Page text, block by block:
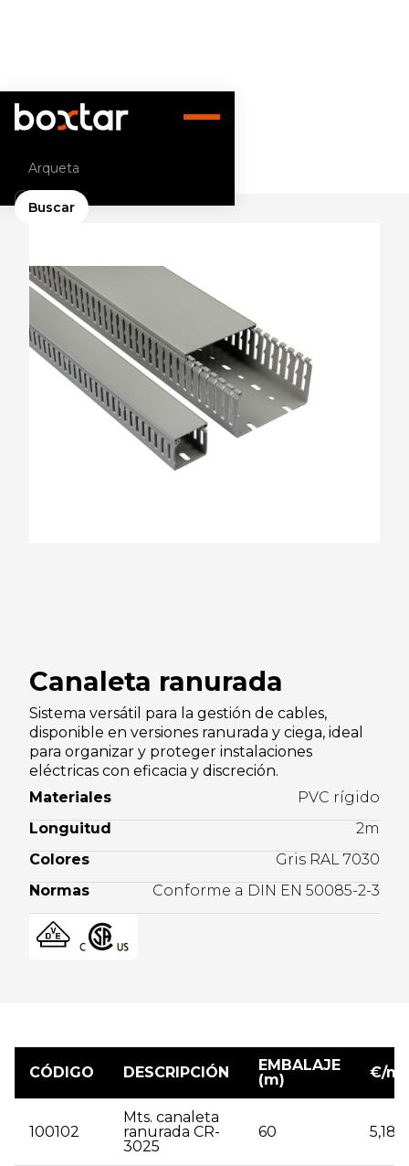
Canaleta ranurada
Sistema versátil para la gestión de cables,
disponible en versiones ranurada y ciega, ideal
para organizar y proteger instalaciones
eléctricas con eficacia y discreción.
Materiales
PVC rígido
Longuitud
2m
Colores
Gris RAL 7030
Normas
Conforme a DIN EN 50085-2-3
CÓDIGO DESCRIPCIÓN
EMBALAJE
(m)
€/m
100102
Mts. canaleta
ranurada CR-
3025
60 5,18